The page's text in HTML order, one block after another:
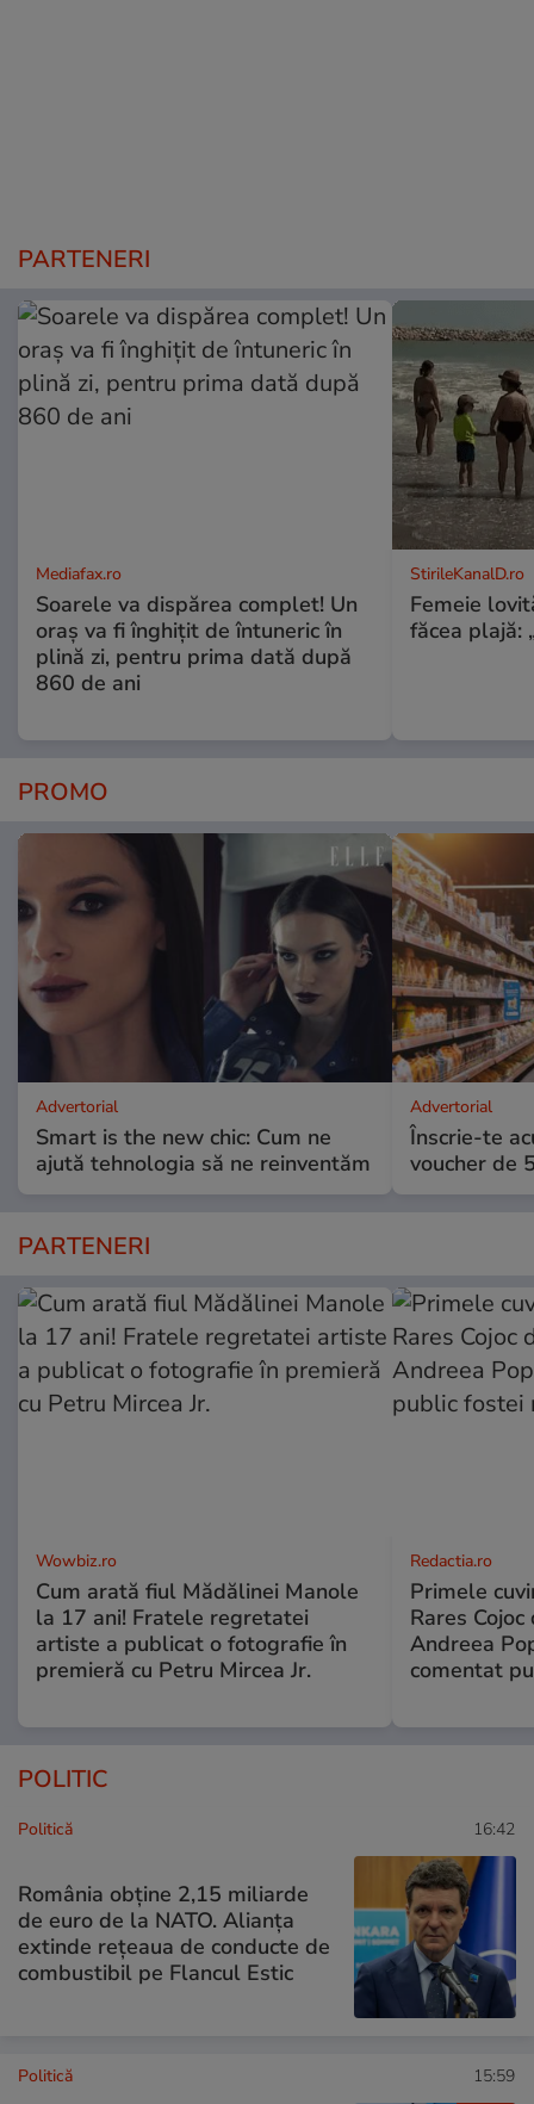
PARTENERI
Mediafax.ro
Soarele va dispărea complet! Un
oraș va fi înghițit de întuneric în
plină zi, pentru prima dată după
860 de ani
StirileKanalD.ro
Femeie
făcea plajă:
PROMO
Advertorial
Smart is the new chic: Cum ne
ajută tehnologia să ne reinventăm
Advertorial
Înscrie-te
voucher de
PARTENERI
Wowbiz.ro
Cum arată fiul Mădălinei Manole
la 17 ani! Fratele regretatei
artiste a publicat o fotografie în
premieră cu Petru Mircea Jr.
Redactia.ro
Primele
Rares
Andreea
comentat
POLITIC
Politică 16:42
România obține 2,15 miliarde
de euro de la NATO. Alianța
extinde rețeaua de conducte de
combustibil pe Flancul Estic
Politică 15:59